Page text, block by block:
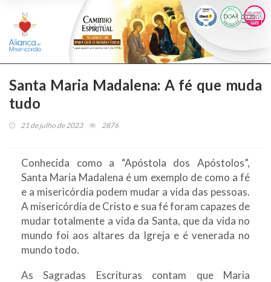
Santa Maria Madalena: A fé que muda
tudo
21 de julho de 2023 2876
Conhecida como a “Apóstola dos Apóstolos”,
Santa Maria Madalena é um exemplo de como a fé
e a misericórdia podem mudar a vida das pessoas.
A misericórdia de Cristo e sua fé foram capazes de
mudar totalmente a vida da Santa, que da vida no
mundo foi aos altares da Igreja e é venerada no
mundo todo.
As Sagradas Escrituras contam que Maria